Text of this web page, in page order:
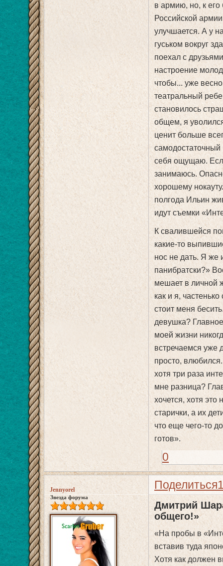
в армию, но, к
Российской
улучшается. А у
гуськом вокруг
поехал с
настроение
чтобы... уже
театральный
становилось
общем, я
ценит больше
самодостаточный
себя ощущаю.
занимаюсь.
хорошему
полгода Ильин
идут съемки
К свалившейся
какие-то
нос не дать. Я же
панибратски?»
мешает в личной
как и я,
стоит меня
девушка?
моей жизни
встречаемся уже
просто,
хотя три раза
мне разница?
хочется, хотя
старички, а их
что еще чего-то
готов».
0
Поделиться
Jennyorel
Звезда форума
Дмитрий
общего!»
«На пробы в
вставив туда
Хотя как должен